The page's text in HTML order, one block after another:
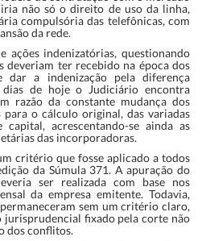
não só o direito de uso da linha,
compulsória das telefônicas, com
da rede.
ações indenizatórias, questionando
deveriam ter recebido na época dos
dar a indenização pela diferença
de hoje o Judiciário encontra
razão da constante mudança dos
o cálculo original, das variadas
acrescentando-se ainda as
das incorporadoras.
critério que fosse aplicado a todos
da Súmula 371. A apuração do
ser realizada com base nos
da empresa emitente. Todavia,
sem um critério claro,
jurisprudencial fixado pela corte não
dos conflitos.